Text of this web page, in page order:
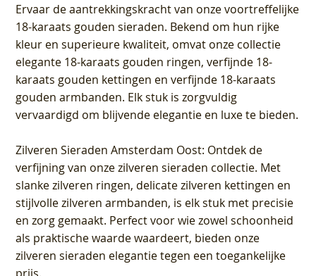
Ervaar de aantrekkingskracht van onze voortreffelijke
18-karaats gouden sieraden. Bekend om hun rijke
kleur en superieure kwaliteit, omvat onze collectie
elegante 18-karaats gouden ringen, verfijnde 18-
karaats gouden kettingen en verfijnde 18-karaats
gouden armbanden. Elk stuk is zorgvuldig
vervaardigd om blijvende elegantie en luxe te bieden.
Zilveren Sieraden Amsterdam Oost: Ontdek de
verfijning van onze zilveren sieraden collectie. Met
slanke zilveren ringen, delicate zilveren kettingen en
stijlvolle zilveren armbanden, is elk stuk met precisie
en zorg gemaakt. Perfect voor wie zowel schoonheid
als praktische waarde waardeert, bieden onze
zilveren sieraden elegantie tegen een toegankelijke